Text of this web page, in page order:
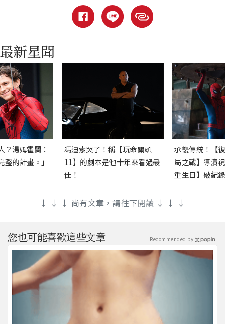
？湯姆霍蘭：
的計畫。」
馮迪索哭了！稱【玩命關頭
11】的劇本是他十年來看過最
佳！
承襲傳統！【
局之戰】導演
重生日】破紀
↓ ↓ ↓ 尚有文章，請往下閱讀 ↓ ↓ ↓
您也可能喜歡這些文章 Recommended by